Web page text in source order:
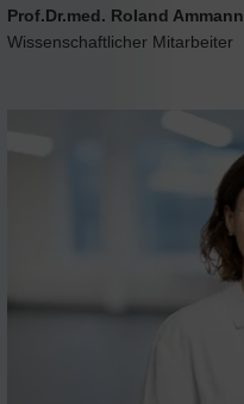
Prof.Dr.med. Roland Ammann
Wissenschaftlicher Mitarbeiter